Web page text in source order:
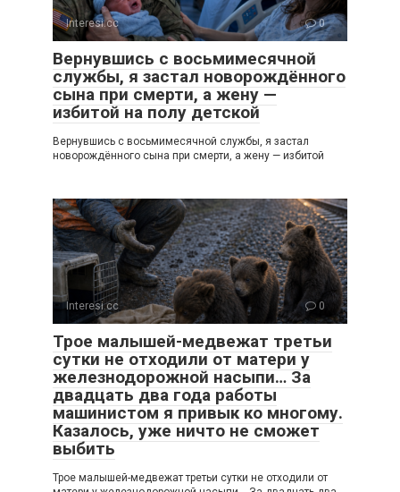
Interesi.cc 0
Вернувшись с восьмимесячной
службы, я застал новорождённого
сына при смерти, а жену —
избитой на полу детской
Вернувшись с восьмимесячной службы, я застал
новорождённого сына при смерти, а жену — избитой
Interesi.cc 0
Трое малышей-медвежат третьи
сутки не отходили от матери у
железнодорожной насыпи… За
двадцать два года работы
машинистом я привык ко многому.
Казалось, уже ничто не сможет
выбить
Трое малышей-медвежат третьи сутки не отходили от